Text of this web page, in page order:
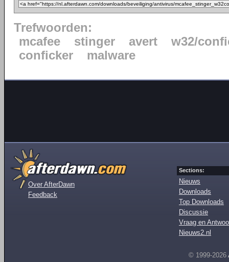
Trefwoorden:
mcafee
stinger avert
w32/
conficker
malware
Over AfterDawn
Feedback
Sections:
Nieuws
Downloads
Top Downloads
Discussie
Vraag en
Nieuws2.nl
© 1999-2026